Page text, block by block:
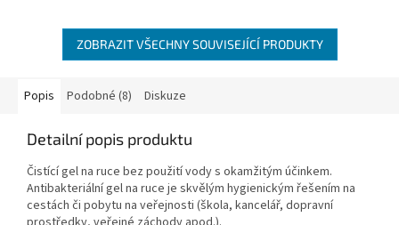
ZOBRAZIT VŠECHNY SOUVISEJÍCÍ PRODUKTY
Popis Podobné (8) Diskuze
Detailní popis produktu
Čistící gel na ruce bez použití vody s okamžitým účinkem.
Antibakteriální gel na ruce je skvělým hygienickým řešením na
cestách či pobytu na veřejnosti (škola, kancelář, dopravní